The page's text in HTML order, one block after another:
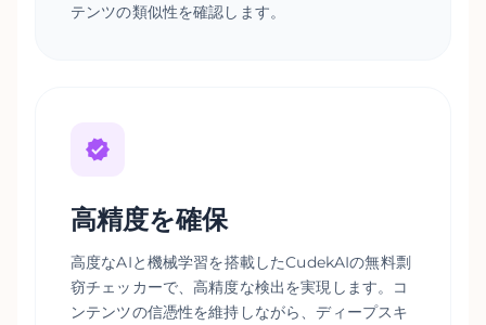
テンツの類似性を確認します。
高精度を確保
高度なAIと機械学習を搭載したCudekAIの無料剽
窃チェッカーで、高精度な検出を実現します。コ
ンテンツの信憑性を維持しながら、ディープスキ